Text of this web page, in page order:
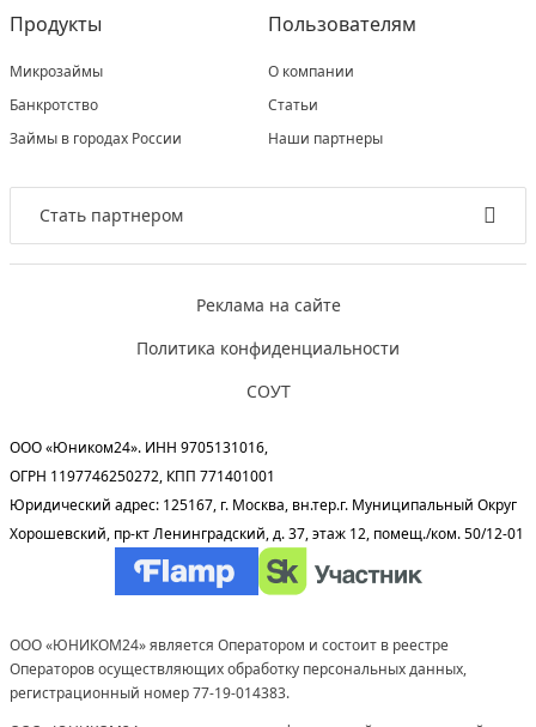
Продукты
Микрозаймы
Банкротство
Займы в городах России
Пользователям
О компании
Статьи
Наши партнеры
Стать партнером
Реклама на сайте
Политика конфиденциальности
СОУТ
ООО «Юником24». ИНН 9705131016,
ОГРН 1197746250272, КПП 771401001
Юридический адрес: 125167, г. Москва, вн.тер.г. Муниципальный Округ
Хорошевский, пр-кт Ленинградский, д. 37, этаж 12, помещ./ком. 50/12-01
ООО «ЮНИКОМ24» является Оператором и состоит в реестре
Операторов осуществляющих обработку персональных данных,
регистрационный номер 77-19-014383.